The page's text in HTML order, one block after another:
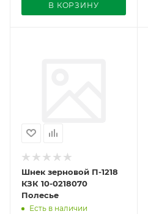
В КОРЗИНУ
Шнек зерновой П-1218
КЗК 10-0218070
Полесье
Есть в наличии